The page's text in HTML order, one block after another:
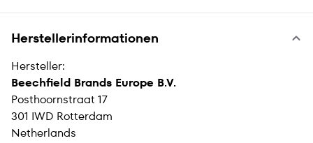
Herstellerinformationen
Hersteller:
Beechfield Brands Europe B.V.
Posthoornstraat 17
301 IWD Rotterdam
Netherlands